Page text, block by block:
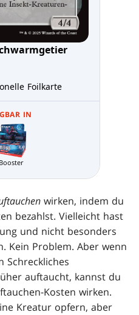
Foilkarte
IN
wirken, indem du
bezahlst. Vielleicht hast
und nicht besonders
Kein Problem. Aber wenn
Schreckliches
auftaucht, kannst du
Kosten wirken.
Kreatur opfern, aber